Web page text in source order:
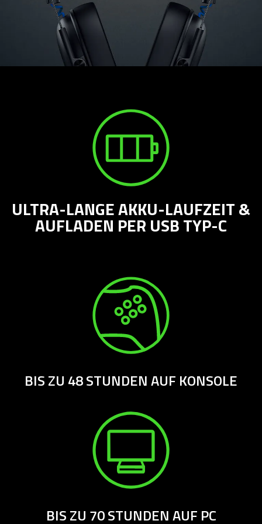
ULTRA-LANGE AKKU-LAUFZEIT &
AUFLADEN PER USB TYP-C
BIS ZU 48 STUNDEN AUF KONSOLE
BIS ZU 70 STUNDEN AUF PC